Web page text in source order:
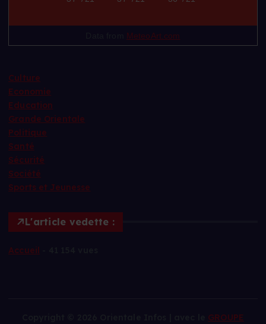
Data fromMeteoArt.com
Economie
Education
Grande Orientale
Politique
Santé
Sécurité
Société
Sports et Jeunesse
L'article vedette :